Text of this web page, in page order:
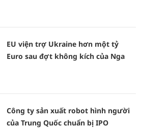
EU viện trợ Ukraine hơn một tỷ
Euro sau đợt không kích của Nga
Công ty sản xuất robot hình người
của Trung Quốc chuẩn bị IPO